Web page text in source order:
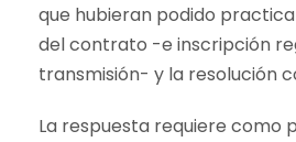
que hubieran podido
del contrato -e inscripción
transmisión- y la resolución
La respuesta requiere como